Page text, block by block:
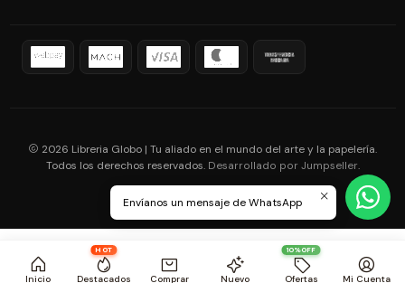
Inicio
HOT
Destacados Comprar Nuevo
10%OFF
Ofertas Mi Cuenta
2026 Libreria Globo | Tu aliado en el mundo del arte y la papelería.
Todos los derechos reservados. Desarrollado por Jumpseller.
Envíanos un mensaje de WhatsApp